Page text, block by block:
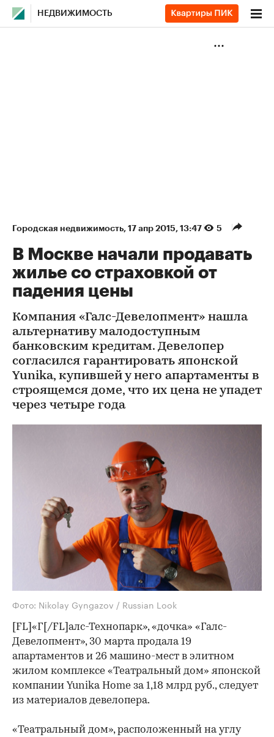
НЕДВИЖИМОСТЬ
Городская недвижимость⁠, 17 апр 2015, 13:47 5
В Москве начали продавать
жилье со страховкой от
падения цены
Компания «Галс-Девелопмент» нашла
альтернативу малодоступным
банковским кредитам. Девелопер
согласился гарантировать японской
Yunika, купившей у него апартаменты в
строящемся доме, что их цена не упадет
через четыре года
Фото: Nikolay Gyngazov / Russian Look
[FL]«Г[/FL]алс-Технопарк», «дочка» «Галс-
Девелопмент», 30 марта продала 19
апартаментов и 26 машино-мест в элитном
жилом комплексе «Театральный дом» японской
компании Yunika Home за 1,18 млрд руб., следует
из материалов девелопера.
«Театральный дом», расположенный на углу